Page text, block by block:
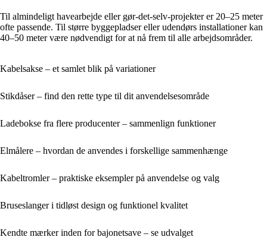
Til almindeligt havearbejde eller gør-det-selv-projekter er 20–25 meter
ofte passende. Til større byggepladser eller udendørs installationer kan
40–50 meter være nødvendigt for at nå frem til alle arbejdsområder.
Kabelsakse – et samlet blik på variationer
Stikdåser – find den rette type til dit anvendelsesområde
Ladebokse fra flere producenter – sammenlign funktioner
Elmålere – hvordan de anvendes i forskellige sammenhænge
Kabeltromler – praktiske eksempler på anvendelse og valg
Bruseslanger i tidløst design og funktionel kvalitet
Kendte mærker inden for bajonetsave – se udvalget